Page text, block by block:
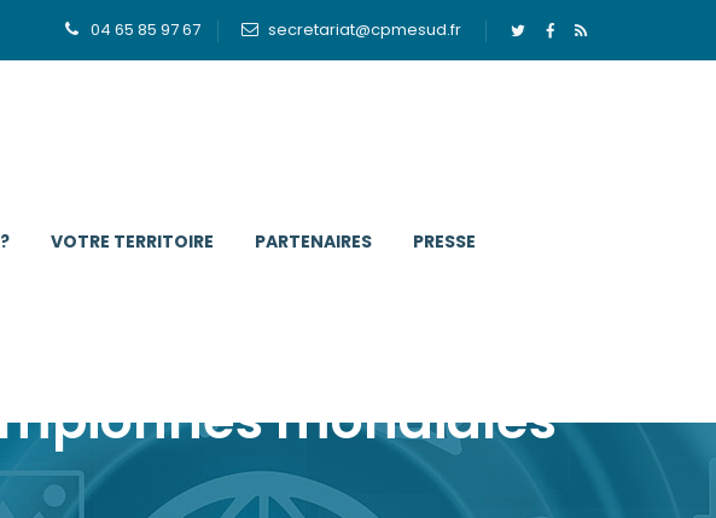
04 65 85 97 67 secretariat@cpmesud.fr
VOTRE TERRITOIRE PARTENAIRES PRESSE
mondiales